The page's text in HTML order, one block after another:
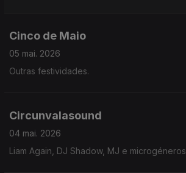
Cinco de Maio
05 mai. 2026
Outras festividades.
Circunvalasound
04 mai. 2026
Liam Again, DJ Shadow, MJ e microgéneros